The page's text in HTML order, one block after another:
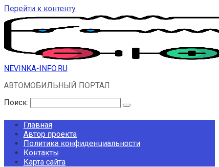
Перейти к контенту
NEVINKA-INFO.RU
АВТОМОБИЛЬНЫЙ ПОРТАЛ
Поиск:
Главная
Автор проекта
Политика конфиденциальности
Контакты
Карта сайта